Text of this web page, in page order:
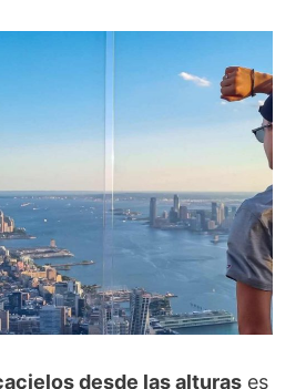
desde las alturas es